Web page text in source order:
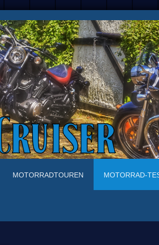
MOTORRADTOUREN MOTORRAD-